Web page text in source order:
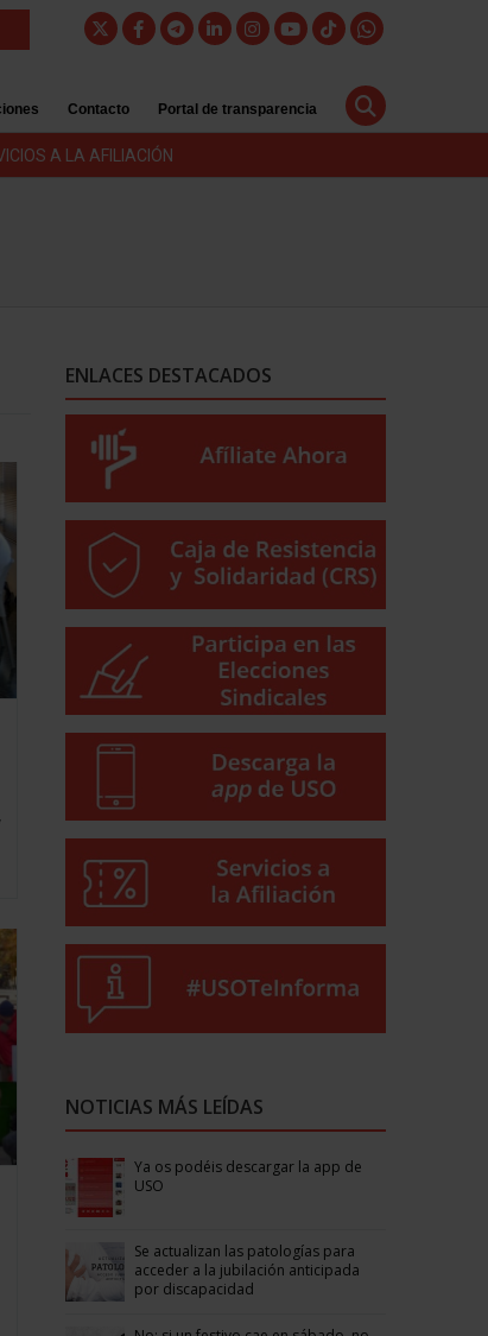
Contacto Portal de transparencia
A LA AFILIACIÓN
ENLACES DESTACADOS
NOTICIAS MÁS LEÍDAS
Ya os podéis descargar la app de
USO
Se actualizan las patologías para
acceder a la jubilación anticipada
por discapacidad